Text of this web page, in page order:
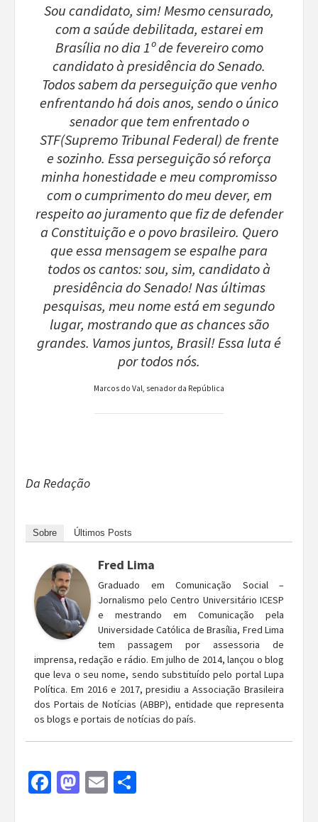
Sou candidato, sim! Mesmo censurado,
com a saúde debilitada, estarei em
Brasília no dia 1º de fevereiro como
candidato à presidência do Senado.
Todos sabem da perseguição que venho
enfrentando há dois anos, sendo o único
senador que tem enfrentado o
STF(Supremo Tribunal Federal) de frente
e sozinho. Essa perseguição só reforça
minha honestidade e meu compromisso
com o cumprimento do meu dever, em
respeito ao juramento que fiz de defender
a Constituição e o povo brasileiro. Quero
que essa mensagem se espalhe para
todos os cantos: sou, sim, candidato à
presidência do Senado! Nas últimas
pesquisas, meu nome está em segundo
lugar, mostrando que as chances são
grandes. Vamos juntos, Brasil! Essa luta é
por todos nós.
Marcos do Val, senador da República
Da Redação
Sobre Últimos Posts
Fred Lima
Graduado em Comunicação Social –
Jornalismo pelo Centro Universitário ICESP
e mestrando em Comunicação pela
Universidade Católica de Brasília, Fred Lima
tem passagem por assessoria de
imprensa, redação e rádio. Em julho de 2014, lançou o blog
que leva o seu nome, sendo substituído pelo portal Lupa
Política. Em 2016 e 2017, presidiu a Associação Brasileira
dos Portais de Notícias (ABBP), entidade que representa
os blogs e portais de notícias do país.
Facebook
Mastodon
Email